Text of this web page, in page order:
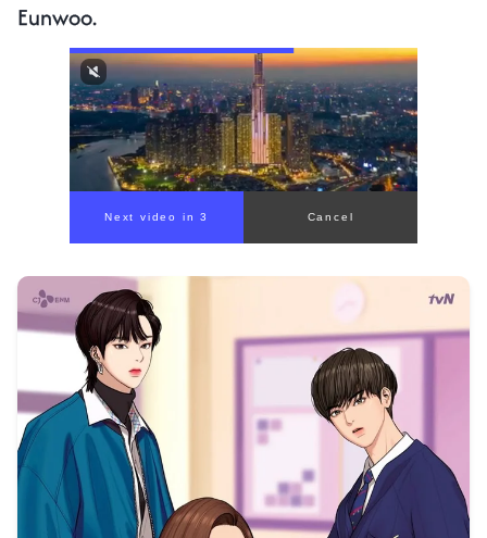
Eunwoo.
Next video in 1 Cancel